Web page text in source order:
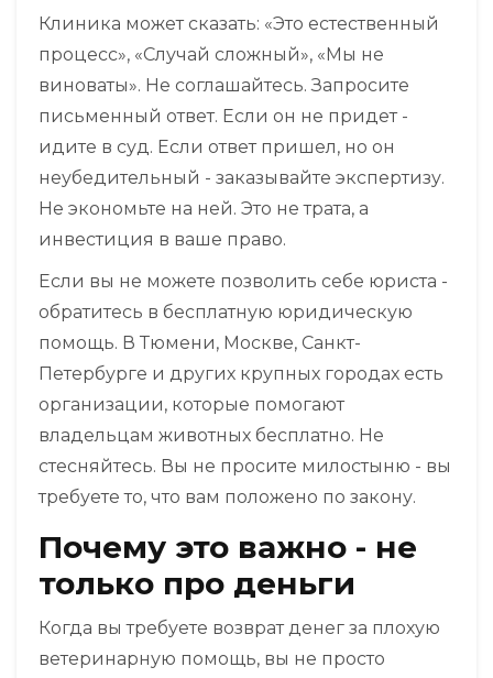
Клиника может сказать: «Это естественный
процесс», «Случай сложный», «Мы не
виноваты». Не соглашайтесь. Запросите
письменный ответ. Если он не придет -
идите в суд. Если ответ пришел, но он
неубедительный - заказывайте экспертизу.
Не экономьте на ней. Это не трата, а
инвестиция в ваше право.
Если вы не можете позволить себе юриста -
обратитесь в бесплатную юридическую
помощь. В Тюмени, Москве, Санкт-
Петербурге и других крупных городах есть
организации, которые помогают
владельцам животных бесплатно. Не
стесняйтесь. Вы не просите милостыню - вы
требуете то, что вам положено по закону.
Почему это важно - не
только про деньги
Когда вы требуете возврат денег за плохую
ветеринарную помощь, вы не просто